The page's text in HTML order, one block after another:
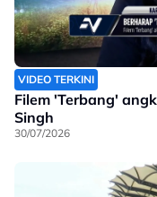
VIDEO TERKINI
Filem 'Terbang'
Singh
30/07/2026